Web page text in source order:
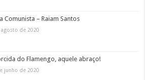
Comunista – Raiam Santos
agosto de 2020
do Flamengo, aquele abraço!
junho de 2020